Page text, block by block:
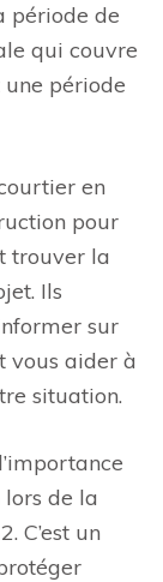
période de
qui couvre
période
en
pour
trouver la
Ils
sur
vous aider à
situation.
lors de la
C’est un